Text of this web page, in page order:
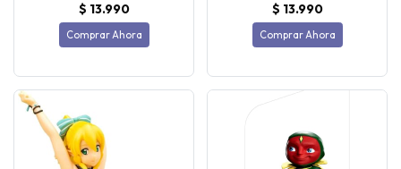
$ 13.990
Comprar Ahora
$ 13.990
Comprar Ahora